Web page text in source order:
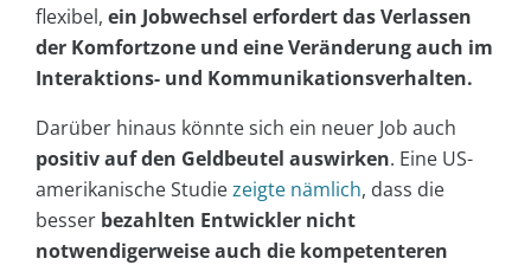
flexibel, ein Jobwechsel erfordert das Verlassen
der Komfortzone und eine Veränderung auch im
Interaktions- und Kommunikationsverhalten.
Darüber hinaus könnte sich ein neuer Job auch
positiv auf den Geldbeutel auswirken. Eine US-
amerikanische Studiezeigte nämlich, dass die
besser bezahlten Entwickler nicht
notwendigerweise auch die kompetenteren